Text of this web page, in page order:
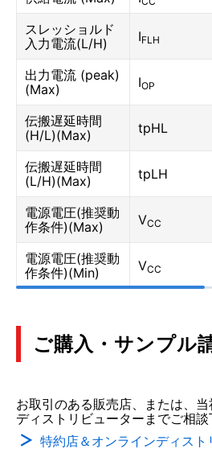
スレッショルド
入力電流(L/H)
IFLH
出力電流 (peak)
(Max)
IOP
伝搬遅延時間
(H/L)(Max)
tpHL
伝搬遅延時間
(L/H)(Max)
tpLH
電源電圧(推奨動
作条件)(Max)
VCC
電源電圧(推奨動
作条件)(Min)
VCC
ご購入・サンプル
お取引のある販売店、または、
ディストリビューターまでご相談
特約店＆オンラインディスト